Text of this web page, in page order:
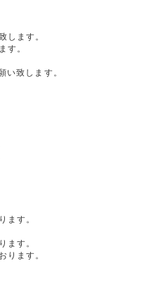
します。
す。
い致します。
ます。
ます。
ります。